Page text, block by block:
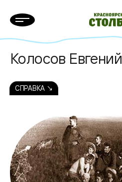
Колосов Евгений
СПРАВКА ↘